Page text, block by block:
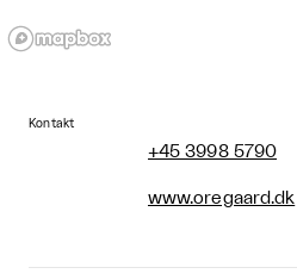
Kontakt
+45 3998 5790
www.oregaard.dk